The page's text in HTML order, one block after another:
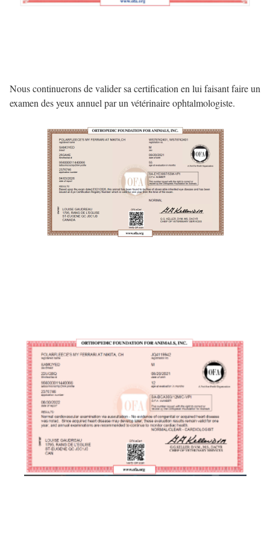
Nous continuerons de valider sa certification en lui faisant faire un
examen des yeux annuel par un vétérinaire ophtalmologiste.